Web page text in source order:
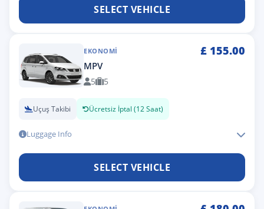
SELECT VEHICLE
EKONOMI £ 155.00
MPV
5 5
Uçuş Takibi Ücretsiz İptal (12 Saat)
Luggage Info
SELECT VEHICLE